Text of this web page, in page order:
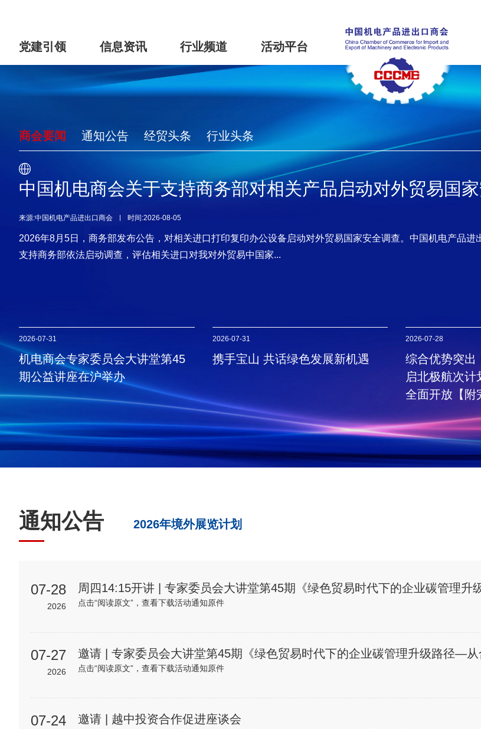
党建引领 信息资讯 行业频道 活动平台
商会要闻 通知公告 经贸头条 行业头条
中国机电商会关于支持商务部对相关产品启动对外贸易国
来源:中国机电产品进出口商会 时间:2026-08-05
2026年8月5日，商务部发布公告，对相关进口打印复印办公设备启动对外贸易国家安全调查。中国机电产品进
支持商务部依法启动调查，评估相关进口对我对外贸易中国家...
2026-07-31
机电商会专家委员会大讲堂第45
期公益讲座在沪举办
2026-07-31
携手宝山 共话绿色发展新机遇
2026-07-28
综合优势突出
启北极航次计
全面开放【附
通知公告 2026年境外展览计划
07-28
2026 点击“阅读原文”，查看下载活动通知原件
07-27
2026 点击“阅读原文”，查看下载活动通知原件
07-24 邀请 | 越中投资合作促进座谈会